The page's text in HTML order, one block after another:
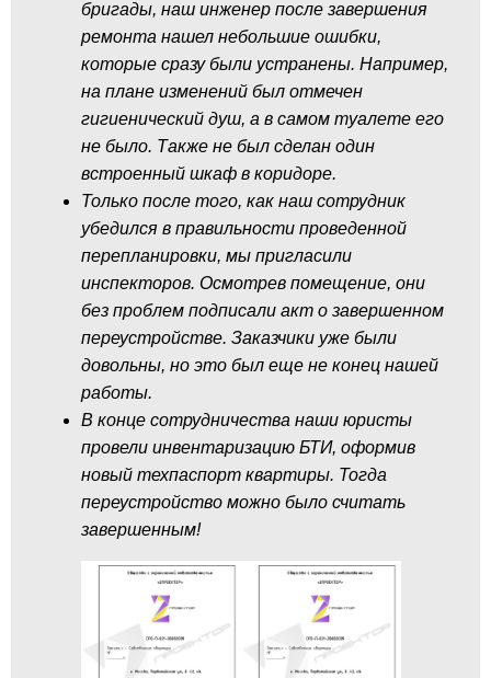
бригады, наш инженер после завершения
ремонта нашел небольшие ошибки,
которые сразу были устранены. Например,
на плане изменений был отмечен
гигиенический душ, а в самом туалете его
не было. Также не был сделан один
встроенный шкаф в коридоре.
Только после того, как наш сотрудник
убедился в правильности проведенной
перепланировки, мы пригласили
инспекторов. Осмотрев помещение, они
без проблем подписали акт о завершенном
переустройстве. Заказчики уже были
довольны, но это был еще не конец нашей
работы.
В конце сотрудничества наши юристы
провели инвентаризацию БТИ, оформив
новый техпаспорт квартиры. Тогда
переустройство можно было считать
завершенным!